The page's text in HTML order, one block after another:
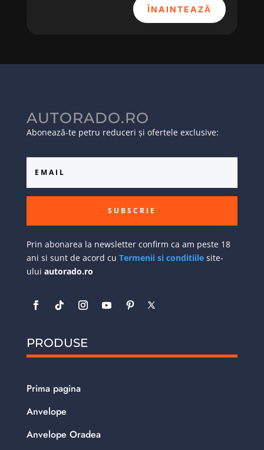
ÎNAINTEAZĂ
AUTORADO.RO
Abonează-te petru reduceri și ofertele exclusive:
SUBSCRIE
Prin abonarea la newsletter confirm ca am peste 18
ani si sunt de acord cu Termenii si conditiilesite-
ului autorado.ro
PRODUSE
Prima pagina
Anvelope
Anvelope Oradea